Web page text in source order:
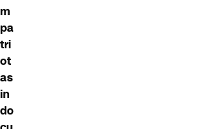
m
pa
tri
ot
as
in
do